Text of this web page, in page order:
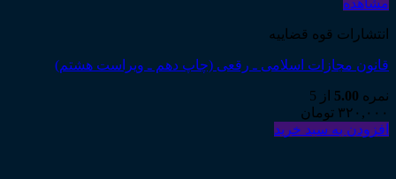
مشاهده
انتشارات قوه قضاییه
قانون مجازات اسلامی ـ رقعی (چاپ دهم ـ ویراست هشتم)
نمره 5.00 از 5
۳۲۰,۰۰۰ تومان
افزودن به سبد خرید